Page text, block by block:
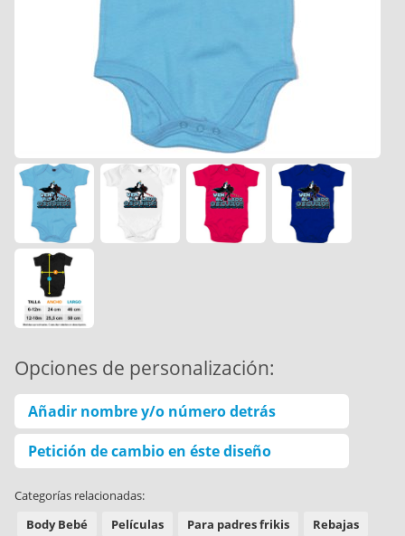
Opciones de personalización:
Añadir nombre y/o número detrás
Petición de cambio en éste diseño
Categorías relacionadas:
Body Bebé
Películas Para padres frikis
Rebajas